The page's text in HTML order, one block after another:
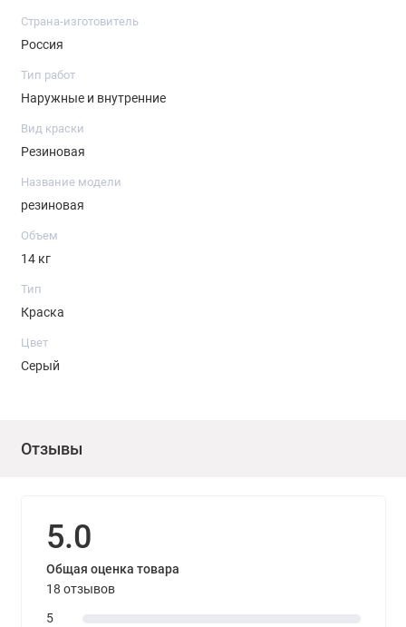
Страна-изготовитель
Россия
Тип работ
Наружные и внутренние
Вид краски
Резиновая
Название модели
резиновая
Объем
14 кг
Тип
Краска
Цвет
Серый
Отзывы
5.0
Общая оценка товара
18 отзывов
5